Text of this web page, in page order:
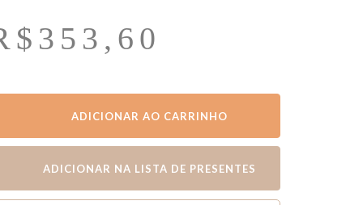
353,60
ADICIONAR AO CARRINHO
ADICIONAR NA LISTA DE PRESENTES